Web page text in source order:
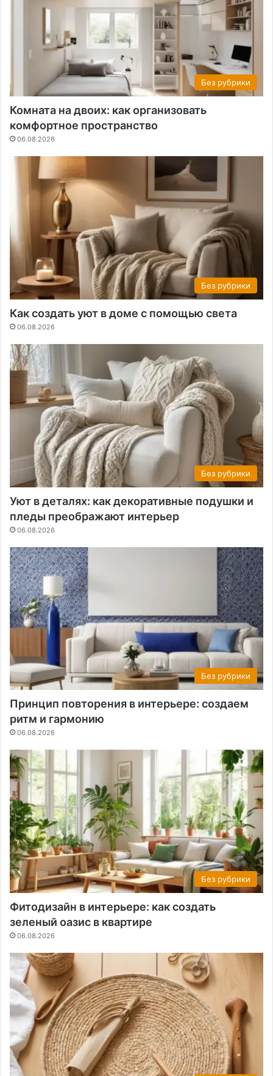
Без рубрики
Комната на двоих: как организовать
комфортное пространство
06.08.2026
Без рубрики
Как создать уют в доме с помощью света
06.08.2026
Без рубрики
Уют в деталях: как декоративные подушки и
пледы преображают интерьер
06.08.2026
Без рубрики
Принцип повторения в интерьере: создаем
ритм и гармонию
06.08.2026
Без рубрики
Фитодизайн в интерьере: как создать
зеленый оазис в квартире
06.08.2026